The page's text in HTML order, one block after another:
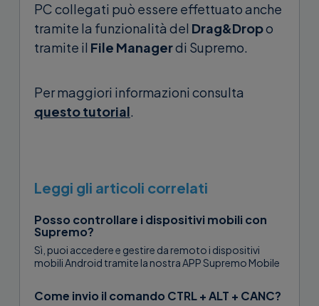
PC collegati può essere effettuato anche
tramite la funzionalità del Drag&Dropo
tramite il File Managerdi Supremo.
Per maggiori informazioni consulta
questo tutorial.
Leggi gli articoli correlati
Posso controllare i dispositivi mobili con
Supremo?
Sì, puoi accedere e gestire da remoto i dispositivi
mobili Android tramite la nostra APP Supremo Mobile
Come invio il comando CTRL + ALT + CANC?